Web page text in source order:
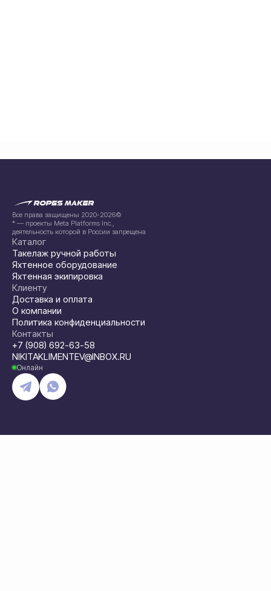
Все права защищены 2020-2026©
* — проекты Meta Platforms Inc.,
деятельность которой в России запрещена
Каталог
Такелаж ручной работы
Яхтенное оборудование
Яхтенная экипировка
Клиенту
Доставка и оплата
О компании
Политика конфиденциальности
Контакты
+7 (908) 692-63-58
NIKITAKLIMENTEV@INBOX.RU
Онлайн